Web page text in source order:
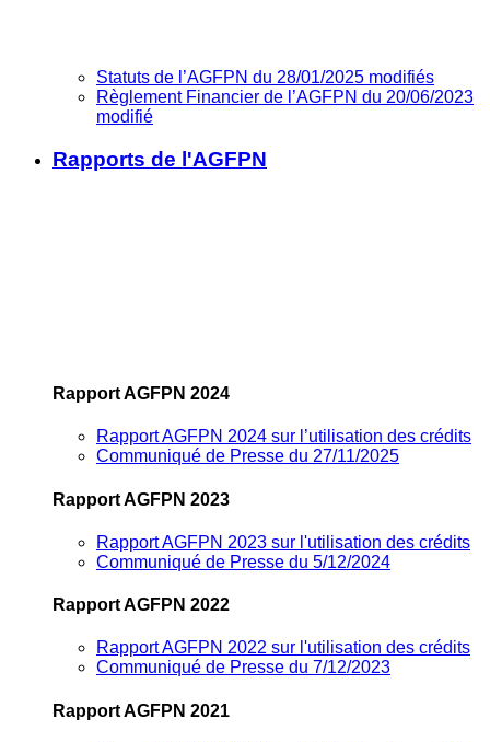
Statuts de l’AGFPN du 28/01/2025 modifiés
Règlement Financier de l’AGFPN du 20/06/2023
modifié
Rapports de l'AGFPN
Rapport AGFPN 2024
Rapport AGFPN 2024 sur l’utilisation des crédits
Communiqué de Presse du 27/11/2025
Rapport AGFPN 2023
Rapport AGFPN 2023 sur l'utilisation des crédits
Communiqué de Presse du 5/12/2024
Rapport AGFPN 2022
Rapport AGFPN 2022 sur l'utilisation des crédits
Communiqué de Presse du 7/12/2023
Rapport AGFPN 2021